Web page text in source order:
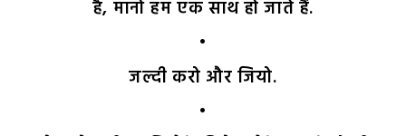
है, मानों हम एक साथ हो जाते हैं.
•
जल्दी करो और जियो.
•